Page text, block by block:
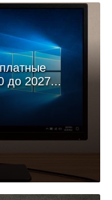
до 2027...